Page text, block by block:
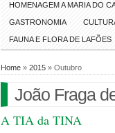
HOMENAGEM A MARIA DO
GASTRONOMIA
FAUNA E FLORA DE LAFÕES
Home » 2015 » Outubro
João Fraga
A TIA da TINA